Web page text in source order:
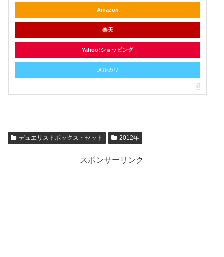
Amazon
楽天
Yahoo!ショッピング
メルカリ
デュエリストボックス・セット 2012年
スポンサーリンク